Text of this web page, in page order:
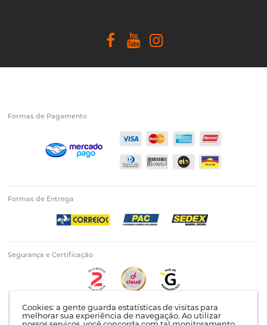
Cookies: a gente guarda estatísticas de visitas para
melhorar sua experiência de navegação. Ao utilizar
Formas de Pagamento
Formas de Entrega
Segurança e Certificação